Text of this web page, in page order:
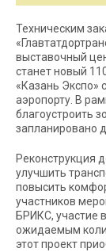
Техническим
выставочный
станет новый
«Казань Экспо»
аэропорту. В
благоустроить
запланировано
Реконструкция
улучшить
повысить
участников
БРИКС, участие
ожидаемым
этот проект